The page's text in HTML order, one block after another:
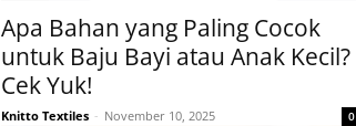
Apa Bahan yang Paling Cocok
untuk Baju Bayi atau Anak Kecil?
Cek Yuk!
Knitto Textiles - November 10, 2025 0